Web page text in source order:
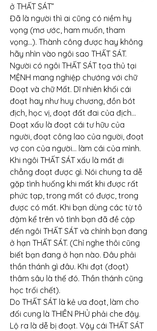
ở THẤT SÁT”
Đã là người thì ai cũng có niềm hy
vọng (mơ ước, ham muốn, tham
vọng…). Thành công được hay không
hãy nhìn vào ngôi sao THẤT SÁT.
Người có ngôi THẤT SÁT tọa thủ tại
MỆNH mang nghiệp chướng với chữ
Đoạt và chữ Mất. Dĩ nhiên khối cái
đoạt hay như huy chương, đồn bót
địch, học vị, đoạt đất đai của địch…
Đoạt xấu là đoạt cái tư hữu của
người, đoạt công lao của người, đoạt
vợ con của người… làm cái của mình.
Khi ngôi THẤT SÁT xấu là mất đi
chẳng đoạt được gì. Nói chung ta dễ
gặp tình huống khi mất khi được rất
phức tạp, trong mất có được, trong
được có mất. Khi bạn dùng các từ tô
đậm kể trên vô tình bạn đã đề cập
đến ngôi THẤT SÁT và chính bạn đang
ở hạn THẤT SÁT. (Chỉ nghe thôi cũng
biết bạn đang ở hạn nào. Đâu phải
thần thánh gì đâu. Khi đạt (đoạt)
thâm sâu là thế đó. Thần thánh cũng
học trối chết).
Do THẤT SÁT là kẻ ưa đoạt, làm cho
đối cung là THIÊN PHỦ phải che đậy.
Lộ ra là dễ bị đoạt. Vậy cái THẤT SÁT